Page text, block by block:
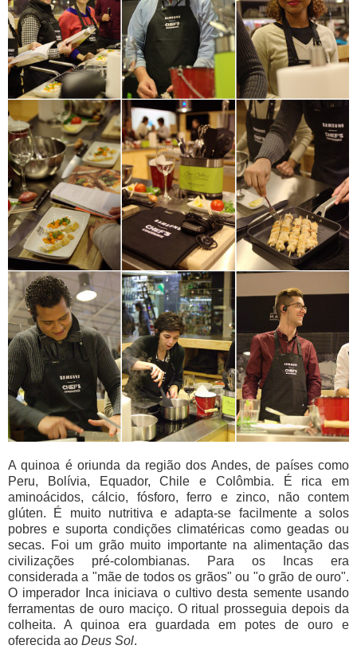
A quinoa é oriunda da região dos Andes, de países como
Peru, Bolívia, Equador, Chile e Colômbia. É rica em
aminoácidos, cálcio, fósforo, ferro e zinco, não contem
glúten. É muito nutritiva e adapta-se facilmente a solos
pobres e suporta condições climatéricas como geadas ou
secas. Foi um grão muito importante na alimentação das
civilizações pré-colombianas. Para os Incas era
considerada a "mãe de todos os grãos" ou "o grão de ouro".
O imperador Inca iniciava o cultivo desta semente usando
ferramentas de ouro maciço. O ritual prosseguia depois da
colheita. A quinoa era guardada em potes de ouro e
oferecida ao Deus Sol.